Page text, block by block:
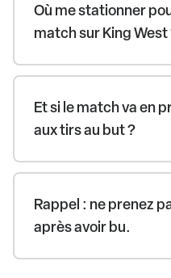
Où me stationner
match sur King West
Et si le match va en
aux tirs au but ?
Rappel : ne prenez
après avoir bu.